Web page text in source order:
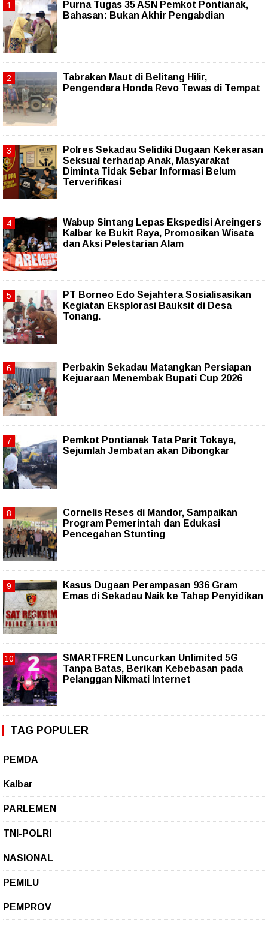
Purna Tugas 35 ASN Pemkot Pontianak,
Bahasan: Bukan Akhir Pengabdian
Tabrakan Maut di Belitang Hilir,
Pengendara Honda Revo Tewas di Tempat
Polres Sekadau Selidiki Dugaan Kekerasan
Seksual terhadap Anak, Masyarakat
Diminta Tidak Sebar Informasi Belum
Terverifikasi
Wabup Sintang Lepas Ekspedisi Areingers
Kalbar ke Bukit Raya, Promosikan Wisata
dan Aksi Pelestarian Alam
PT Borneo Edo Sejahtera Sosialisasikan
Kegiatan Eksplorasi Bauksit di Desa
Tonang.
Perbakin Sekadau Matangkan Persiapan
Kejuaraan Menembak Bupati Cup 2026
Pemkot Pontianak Tata Parit Tokaya,
Sejumlah Jembatan akan Dibongkar
Cornelis Reses di Mandor, Sampaikan
Program Pemerintah dan Edukasi
Pencegahan Stunting
Kasus Dugaan Perampasan 936 Gram
Emas di Sekadau Naik ke Tahap Penyidikan
SMARTFREN Luncurkan Unlimited 5G
Tanpa Batas, Berikan Kebebasan pada
Pelanggan Nikmati Internet
TAG POPULER
PEMDA
Kalbar
PARLEMEN
TNI-POLRI
NASIONAL
PEMILU
PEMPROV